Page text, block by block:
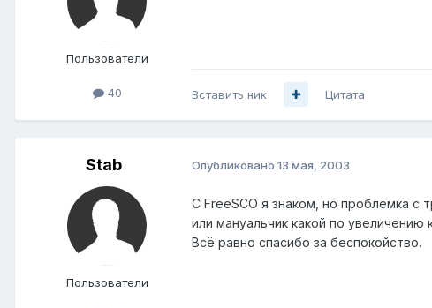
Пользователи
40 Вставить ник Цитата
Stab
Пользователи
Опубликовано 13 мая, 2003
C FreeSCO я знаком, но проблемка
или мануальчик какой по увеличению
Всё равно спасибо за беспокойство.